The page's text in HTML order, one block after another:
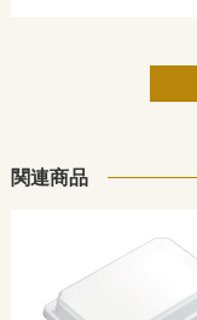
関連商品